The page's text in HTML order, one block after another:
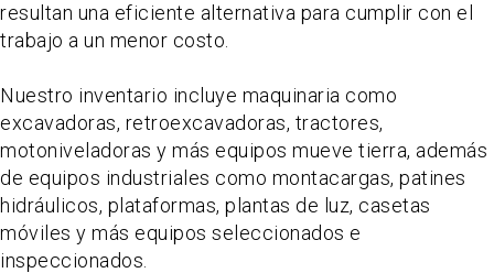
resultan una eficiente alternativa para cumplir con el
trabajo a un menor costo.
Nuestro inventario incluye maquinaria como
excavadoras, retroexcavadoras, tractores,
motoniveladoras y más equipos mueve tierra, además
de equipos industriales como montacargas, patines
hidráulicos, plataformas, plantas de luz, casetas
móviles y más equipos seleccionados e
inspeccionados.